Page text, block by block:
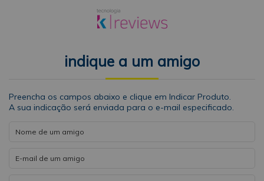
indique a um amigo
Preencha os campos abaixo e clique em Indicar Produto.
A sua indicação será enviada para o e-mail especificado.